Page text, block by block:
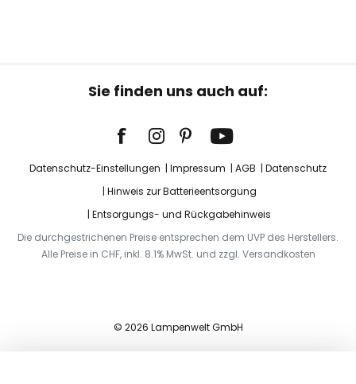
Sie finden uns auch auf:
Datenschutz-Einstellungen Impressum AGB
Datenschutz
Hinweis zur Batterieentsorgung
Entsorgungs- und Rückgabehinweis
Die durchgestrichenen Preise entsprechen dem UVP des Herstellers.
Alle Preise in CHF, inkl. 8.1% MwSt. und zzgl. Versandkosten
© 2026 Lampenwelt GmbH